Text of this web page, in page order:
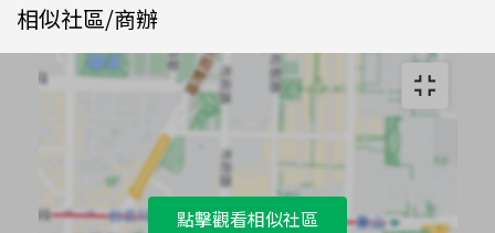
相似社區/商辦
點擊觀看相似社區